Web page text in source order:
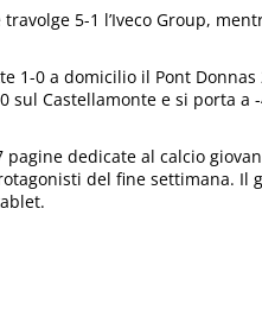
5-1 l’Iveco Group,
1-0 a domicilio il Pont
sul Castellamonte e si porta a
dedicate al calcio
del fine settimana. Il